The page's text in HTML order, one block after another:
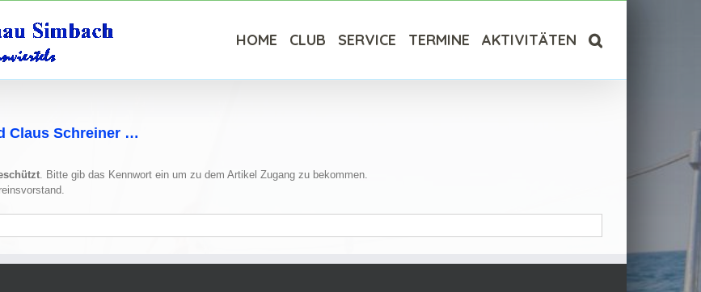
HOME CLUB SERVICE TERMINE AKTIVITÄTEN
Claus Schreiner …
. Bitte gib das Kennwort ein um zu dem Artikel Zugang zu bekommen.